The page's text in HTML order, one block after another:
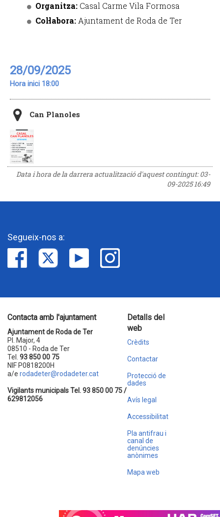
Organitza: Casal Carme Vila Formosa
Col·labora: Ajuntament de Roda de Ter
28/09/2025
Hora inici 18:00
Can Planoles
Data i hora de la darrera actualització d'aquest contingut:03-
09-2025 16:49
Segueix-nos a:
Contacta amb l'ajuntament
Ajuntament de Roda de Ter
Pl. Major, 4
08510 - Roda de Ter
Tel. 93 850 00 75
NIF P0818200H
a/e rodadeter@rodadeter.cat
Vigilants municipals Tel. 93 850 00 75 /
629812056
Detalls del
web
Crèdits
Contactar
Protecció de
dades
Avís legal
Accessibilitat
Pla antifrau i
canal de
denúncies
anònimes
Mapa web